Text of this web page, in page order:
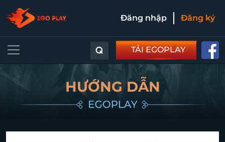
Đăng nhập Đăng ký
⌕ TẢI EGOPLAY
HƯỚNG DẪN